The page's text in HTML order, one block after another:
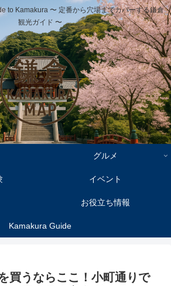
to Kamakura 〜 定番から穴場までカバーする鎌倉
観光ガイド 〜
グルメ
イベント
お役立ち情報
Kamakura Guide
買うならここ！小町通りで